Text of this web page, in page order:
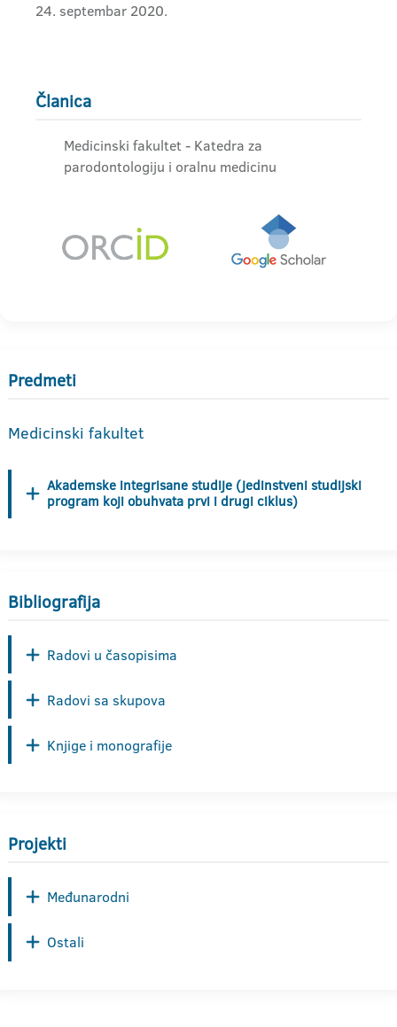
24. septembar 2020.
Članica
Medicinski fakultet - Katedra za
parodontologiju i oralnu medicinu
Predmeti
Medicinski fakultet
Akademske integrisane studije (jedinstveni studijski
program koji obuhvata prvi i drugi ciklus)
Bibliografija
Radovi u časopisima
Radovi sa skupova
Knjige i monografije
Projekti
Međunarodni
Ostali